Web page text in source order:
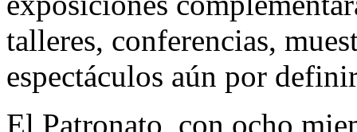
talleres, conferencias,
espectáculos aún por
El Patronato, con ocho